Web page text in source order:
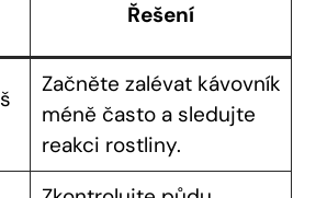
Řešení
Začněte zalévat kávovník
méně často a sledujte
reakci rostliny.